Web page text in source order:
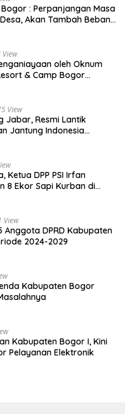
: Perpanjangan Masa
Akan Tambah Beban
View
oleh Oknum
& Camp Bogor
View
Jabar, Resmi Lantik
Jantung Indonesia
Ketua DPP PSI Irfan
8 Ekor Sapi Kurban di
View
DPRD Kabupaten
2024-2029
Kabupaten Bogor
Kabupaten Bogor I, Kini
Pelayanan Elektronik